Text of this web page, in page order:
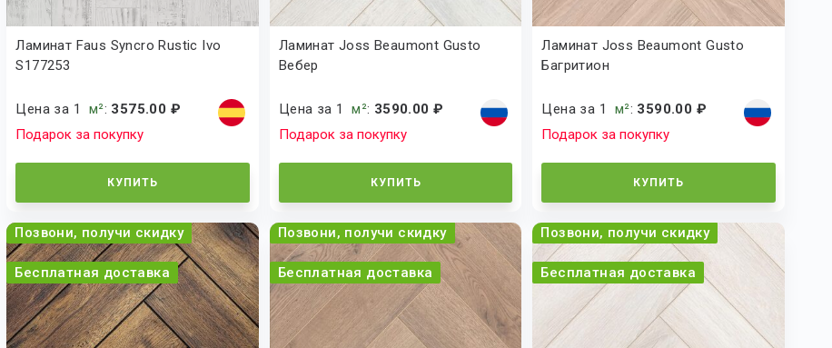
Ламинат Faus Syncro Rustic Ivo
S177253
Цена за 1 м²: 3575.00 ₽
Подарок за покупку
КУПИТЬ
Ламинат Joss Beaumont Gusto
Вебер
Цена за 1м²: 3590.00 ₽
Подарок за покупку
КУПИТЬ
Ламинат Joss Beaumont Gusto
Багритион
Цена за 1 м²: 3590.00 ₽
Подарок за покупку
КУПИТЬ
Позвони, получи скидку
Бесплатная доставка
Позвони, получи скидку
Бесплатная доставка
Позвони, получи скидку
Бесплатная доставка